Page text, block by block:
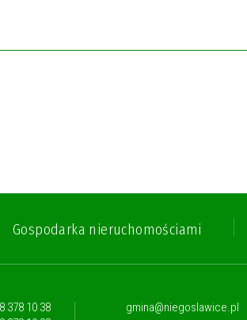
Gospodarka nieruchomościami
378 10 38
gmina@niegoslawice.pl